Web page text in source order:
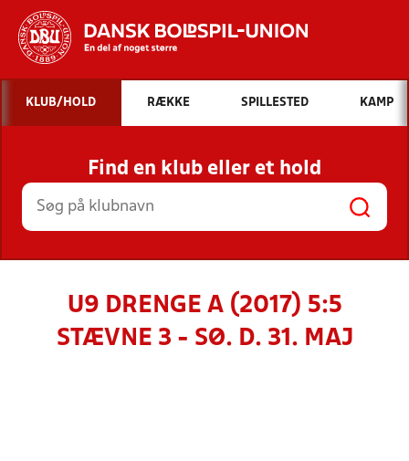
Hvad vil du søge efter?
INDHOLD OG NYHEDER
STILLINGER, RESULTATER, KLUBBER OG
HOLD
KLUB/HOLD RÆKKE SPILLESTED KAMP
Find en klub eller et hold
U9 DRENGE A (2017) 5:5
STÆVNE 3 - SØ. D. 31. MAJ